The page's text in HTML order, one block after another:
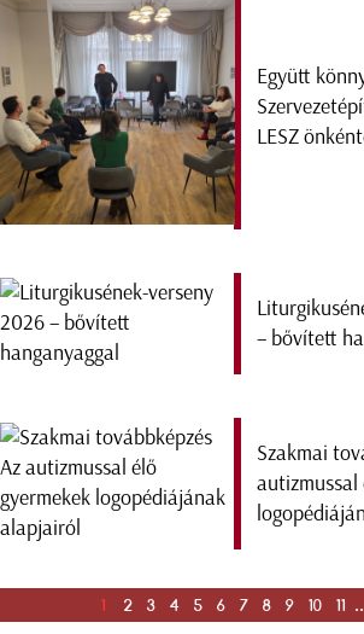
Együtt
LESZ
– bővített
Szakmai
autizmussal
1 2 3 4 5 6 7 8 9 10 11